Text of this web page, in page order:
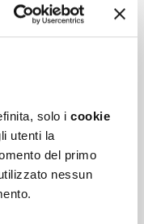
solo i cookie
utenti la
del primo
nessun